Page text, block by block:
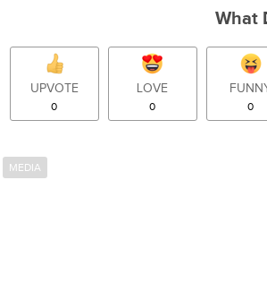
What
UPVOTE
0
LOVE
0 0
MEDIA